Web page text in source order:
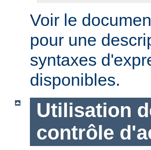
Voir le
pour une
syntaxes
disponibles.
Utilisation
contrôle